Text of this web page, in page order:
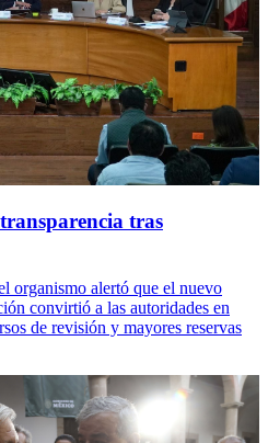
tras
organismo alertó que el nuevo
convirtió a las autoridades en
de revisión y mayores reservas